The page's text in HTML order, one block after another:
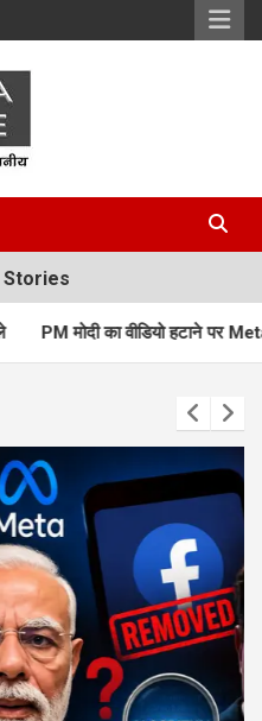
Stories
हटाने पर Meta से सरकार के तीखे